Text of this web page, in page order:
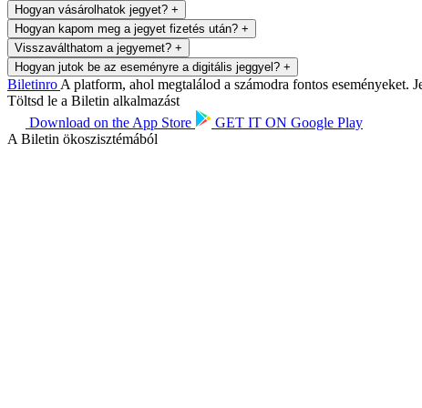
Hogyan vásárolhatok jegyet? +
Hogyan kapom meg a jegyet fizetés után? +
Visszaválthatom a jegyemet? +
Hogyan jutok be az eseményre a digitális jeggyel? +
Biletinro A platform, ahol megtalálod a számodra fontos eseményeket.
Töltsd le a Biletin alkalmazást
Download on the App Store GET IT ON Google Play
A Biletin ökoszisztémából